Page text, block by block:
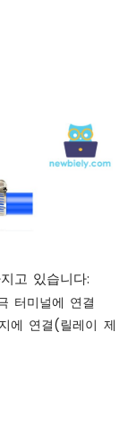
고 있습니다:
터미널에 연결
에 연결(릴레이 제